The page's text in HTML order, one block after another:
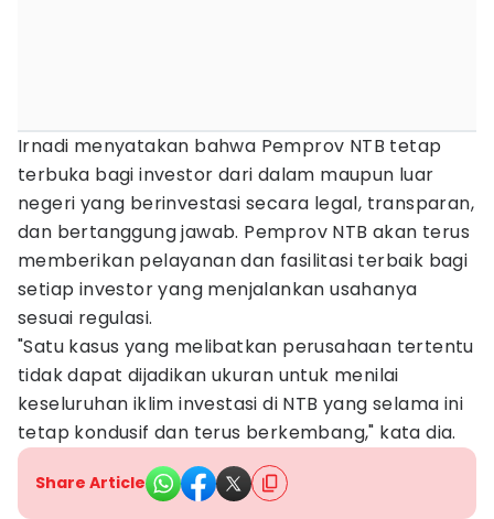
Irnadi menyatakan bahwa Pemprov NTB tetap
terbuka bagi investor dari dalam maupun luar
negeri yang berinvestasi secara legal, transparan,
dan bertanggung jawab. Pemprov NTB akan terus
memberikan pelayanan dan fasilitasi terbaik bagi
setiap investor yang menjalankan usahanya
sesuai regulasi.
"Satu kasus yang melibatkan perusahaan tertentu
tidak dapat dijadikan ukuran untuk menilai
keseluruhan iklim investasi di NTB yang selama ini
tetap kondusif dan terus berkembang," kata dia.
Share Article